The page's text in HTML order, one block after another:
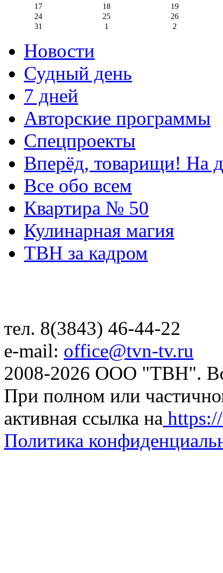
17
18
19
24
25
26
31
1 2
Новости
Судный день
7 дней
Авторские программы
Спецпроекты
Вперёд, товарищи! На
Все обо всем
Квартира № 50
Кулинарная магия
ТВН за кадром
тел. 8(3843) 46-44-22
e-mail: office@tvn-tv.ru
2008-2026 ООО "ТВН".
При полном или
активная ссылка на
Политика